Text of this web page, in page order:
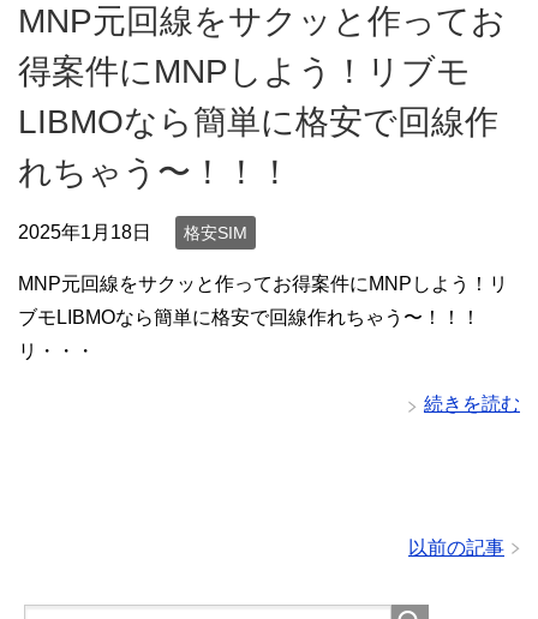
MNP元回線をサクッと作ってお
得案件にMNPしよう！リブモ
LIBMOなら簡単に格安で回線作
れちゃう〜！！！
2025年1月18日 格安SIM
MNP元回線をサクッと作ってお得案件にMNPしよう！リ
ブモLIBMOなら簡単に格安で回線作れちゃう〜！！！
リ・・・
続きを読む
以前の記事